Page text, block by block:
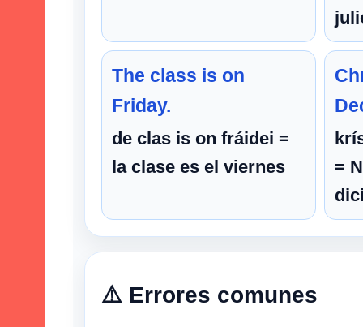
The class is on
Friday.
de clas is on fráidei =
la clase es el viernes
=
⚠️ Errores comunes